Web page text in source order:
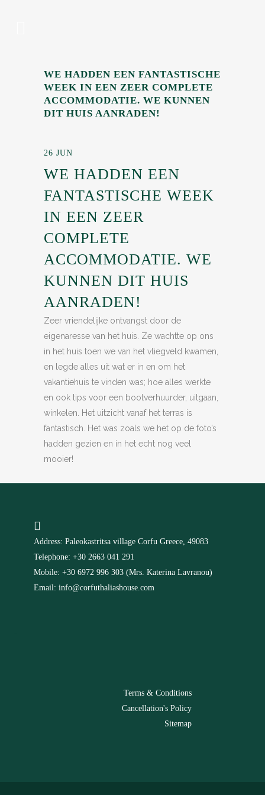
WE HADDEN EEN FANTASTISCHE
WEEK IN EEN ZEER COMPLETE
ACCOMMODATIE. WE KUNNEN
DIT HUIS AANRADEN!
26 JUN
WE HADDEN EEN
FANTASTISCHE WEEK
IN EEN ZEER
COMPLETE
ACCOMMODATIE. WE
KUNNEN DIT HUIS
AANRADEN!
Zeer vriendelijke ontvangst door de
eigenaresse van het huis. Ze wachtte op ons
in het huis toen we van het vliegveld kwamen,
en legde alles uit wat er in en om het
vakantiehuis te vinden was; hoe alles werkte
en ook tips voor een bootverhuurder, uitgaan,
winkelen. Het uitzicht vanaf het terras is
fantastisch. Het was zoals we het op de foto’s
hadden gezien en in het echt nog veel
mooier!
Address: Paleokastritsa village Corfu Greece, 49083
Telephone: +30 2663 041 291
Mobile: +30 6972 996 303 (Mrs. Katerina Lavranou)
Email: info@corfuthaliashouse.com
Terms & Conditions
Cancellation's Policy
Sitemap